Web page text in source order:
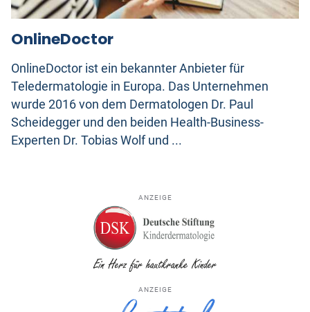
OnlineDoctor
OnlineDoctor ist ein bekannter Anbieter für
Teledermatologie in Europa. Das Unternehmen
wurde 2016 von dem Dermatologen Dr. Paul
Scheidegger und den beiden Health-Business-
Experten Dr. Tobias Wolf und ...
ANZEIGE
ANZEIGE